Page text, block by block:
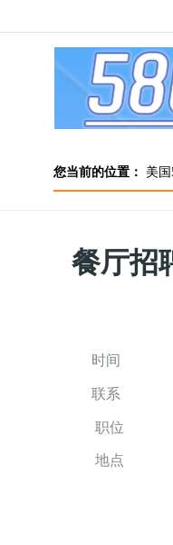
您当前的位置： 美国
餐厅招
时间
联系
职位
地点